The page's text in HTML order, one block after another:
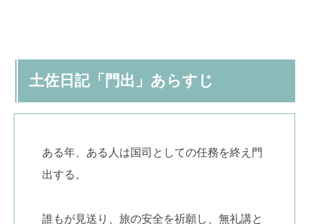
土佐日記「門出」あらすじ
ある年、ある人は国司としての任務を終え門
出する。
誰もが見送り、旅の安全を祈願し、無礼講と